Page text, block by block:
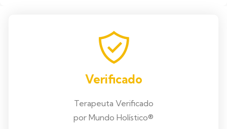
Verificado
Terapeuta Verificado
por Mundo Holístico®